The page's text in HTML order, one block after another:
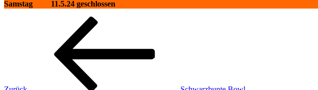
Samstag 11.5.24 geschlossen
Beitragsnavigation